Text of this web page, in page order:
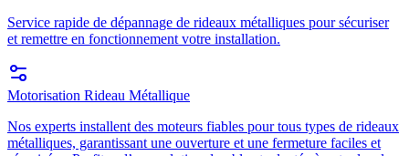
Service rapide de dépannage de rideaux métalliques pour sécuriser
et remettre en fonctionnement votre installation.
Motorisation Rideau Métallique
Nos experts installent des moteurs fiables pour tous types de rideaux
métalliques, garantissant une ouverture et une fermeture faciles et